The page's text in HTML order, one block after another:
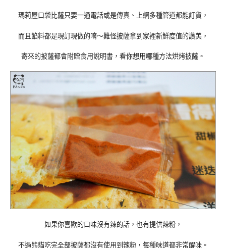
瑪莉屋口袋比薩只要一通電話或是傳真、上網多種管道都能訂貨，
而且餡料都是現訂現做的唷～難怪披薩拿到家裡新鮮度值的讚美，
寄來的披薩都會附贈食用說明書，看你想用哪種方法烘烤披薩。
如果你喜歡的口味沒有辣的話，也有提供辣粉，
不過熊貓吃完全部披薩都沒有使用到辣粉，每種味道都非常醍味。